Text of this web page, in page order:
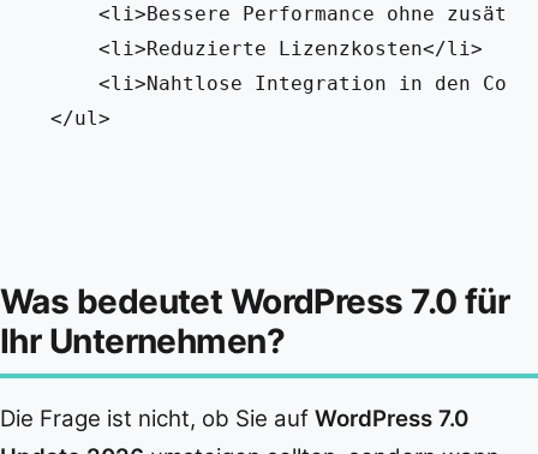
<li>Bessere Performance ohne
    <li>Reduzierte Lizenzkosten</li>
<li>Nahtlose Integration in den
Was bedeutet WordPress 7.0 für
Ihr Unternehmen?
Die Frage ist nicht, ob Sie auf WordPress 7.0